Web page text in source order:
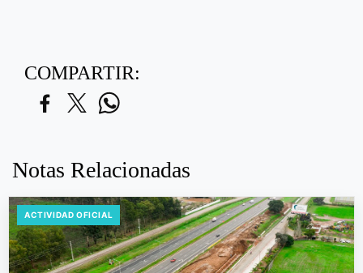
COMPARTIR:
Notas Relacionadas
ACTIVIDAD OFICIAL